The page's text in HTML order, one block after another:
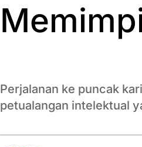
Perjalanan ke puncak
petualangan intelektual